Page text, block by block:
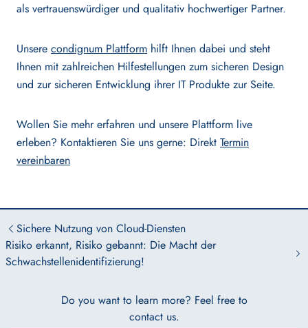
als vertrauenswürdiger und qualitativ hochwertiger Partner.
Unsere condignum Plattform hilft Ihnen dabei und steht
Ihnen mit zahlreichen Hilfestellungen zum sicheren Design
und zur sicheren Entwicklung ihrer IT Produkte zur Seite.
Wollen Sie mehr erfahren und unsere Plattform live
erleben? Kontaktieren Sie uns gerne: Direkt Termin
vereinbaren
Sichere Nutzung von Cloud-Diensten
Risiko erkannt, Risiko gebannt: Die Macht der
Schwachstellenidentifizierung!
Do you want to learn more? Feel free to
contact us.